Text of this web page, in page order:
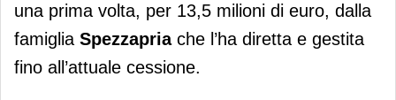
una prima volta, per 13,5 milioni di euro, dalla
famiglia Spezzapriache l’ha diretta e gestita
fino all’attuale cessione.